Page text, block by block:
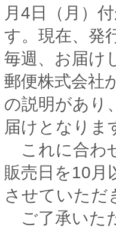
月4日（月）
す。現在、発
毎週、お届け
郵便株式会社
の説明があり
届けとなりま
これに合わ
販売日を10月
させていただ
ご了承いた